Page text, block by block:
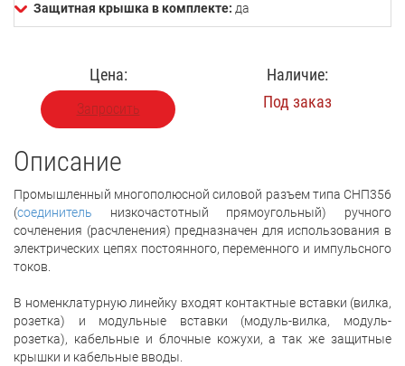
Защитная крышка в комплекте: да
Цена:
Запросить
Наличие:
Под заказ
Описание
Промышленный многополюсной силовой разъем типа СНП356
(соединитель низкочастотный прямоугольный) ручного
сочленения (расчленения) предназначен для использования в
электрических цепях постоянного, переменного и импульсного
токов.
В номенклатурную линейку входят контактные вставки (вилка,
розетка) и модульные вставки (модуль-вилка, модуль-
розетка), кабельные и блочные кожухи, а так же защитные
крышки и кабельные вводы.